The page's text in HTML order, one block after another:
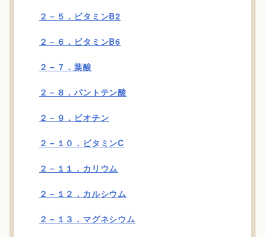
２－５．ビタミンB2
２－６．ビタミンB6
２－７．葉酸
２－８．パントテン酸
２－９．ビオチン
２－１０．ビタミンC
２－１１．カリウム
２－１２．カルシウム
２－１３．マグネシウム